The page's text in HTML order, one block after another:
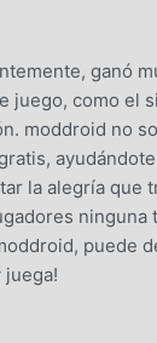
ganó
juego, como el
moddroid no
la alegría que
ninguna
puede
juega!